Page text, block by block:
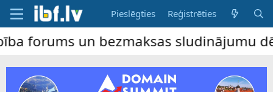
Pieslēgties Reģistrēties
un bezmaksas sludinājumu dēlis –